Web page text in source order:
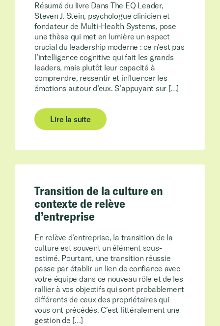
Résumé du livre Dans The EQ Leader,
Steven J. Stein, psychologue clinicien et
fondateur de Multi-Health Systems, pose
une thèse qui met en lumière un aspect
crucial du leadership moderne : ce n’est pas
l’intelligence cognitive qui fait les grands
leaders, mais plutôt leur capacité à
comprendre, ressentir et influencer les
émotions autour d’eux. S’appuyant sur […]
Lire la suite
Transition de la culture en
contexte de relève
d’entreprise
En relève d’entreprise, la transition de la
culture est souvent un élément sous-
estimé. Pourtant, une transition réussie
passe par établir un lien de confiance avec
votre équipe dans ce nouveau rôle et de les
rallier à vos objectifs qui sont probablement
différents de ceux des propriétaires qui
vous ont précédés. C’est littéralement une
gestion de […]